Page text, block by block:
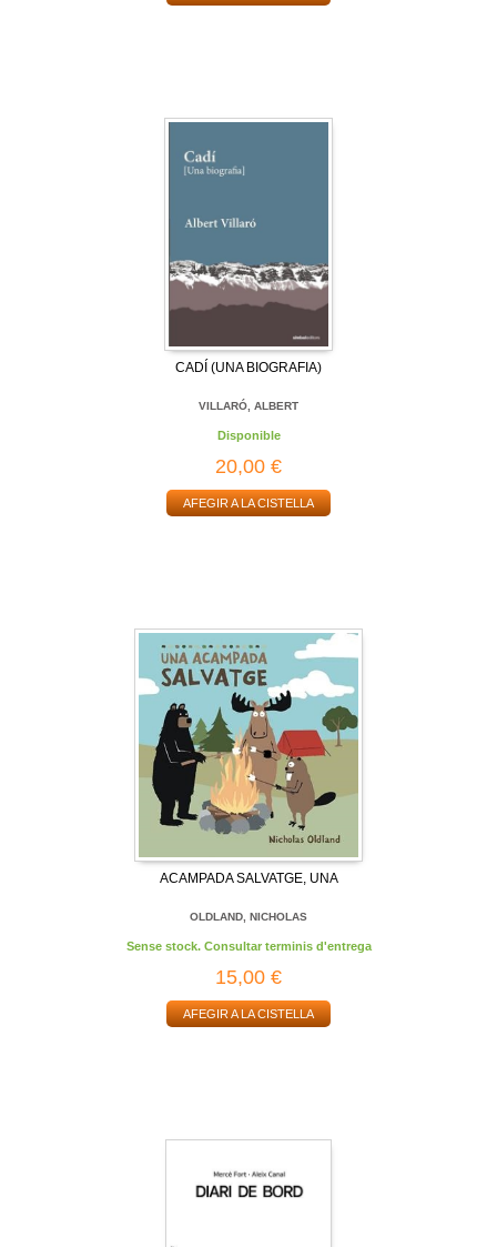
CADÍ (UNA BIOGRAFIA)
VILLARÓ, ALBERT
Disponible
20,00 €
AFEGIR A LA CISTELLA
ACAMPADA SALVATGE, UNA
OLDLAND, NICHOLAS
Sense stock. Consultar terminis d'entrega
15,00 €
AFEGIR A LA CISTELLA